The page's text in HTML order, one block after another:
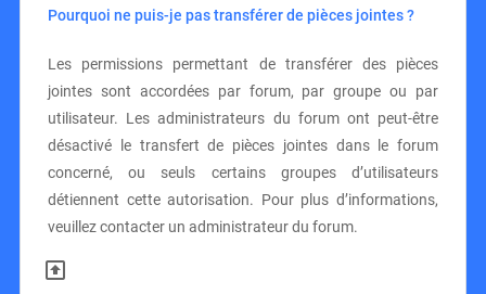
Pourquoi ne puis-je pas transférer de pièces jointes ?
Les permissions permettant de transférer des pièces
jointes sont accordées par forum, par groupe ou par
utilisateur. Les administrateurs du forum ont peut-être
désactivé le transfert de pièces jointes dans le forum
concerné, ou seuls certains groupes d’utilisateurs
détiennent cette autorisation. Pour plus d’informations,
veuillez contacter un administrateur du forum.